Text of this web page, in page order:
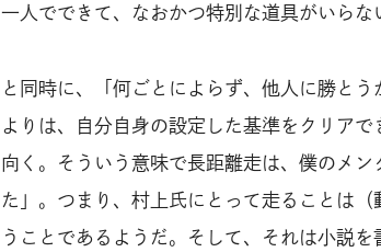
一人でできて、なおかつ特別な道具がいらな
と同時に、「何ごとによらず、他人に勝と
よりは、自分自身の設定した基準をクリア
向く。そういう意味で長距離走は、僕のメ
た」。つまり、村上氏にとって走ることは
うことであるようだ。そして、それは小説